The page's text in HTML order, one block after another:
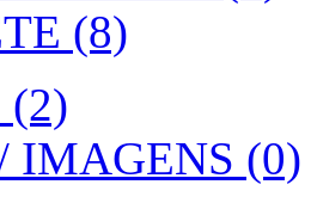
(8)
(2)
IMAGENS (0)